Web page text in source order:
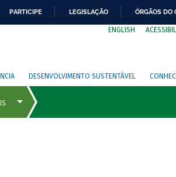
PARTICIPE LEGISLAÇÃO ÓRGÃOS DO
ENGLISH
DESENVOLVIMENTO SUSTENTÁVEL